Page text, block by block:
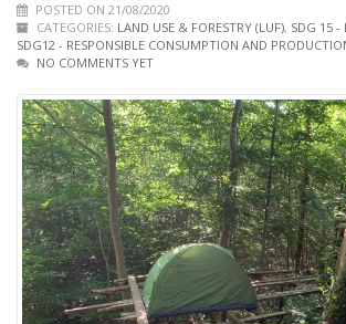
POSTED ON 21/08/2020
CATEGORIES: LAND USE & FORESTRY (LUF), SDG 15 -
SDG12 - RESPONSIBLE CONSUMPTION AND
NO COMMENTS YET